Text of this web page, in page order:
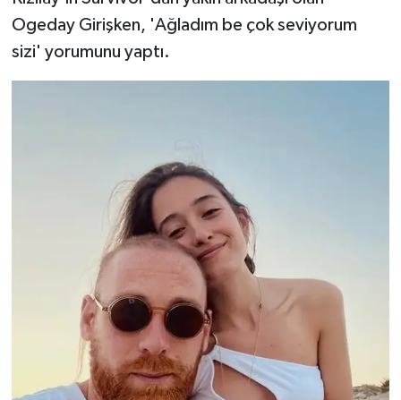
Ogeday Girişken, 'Ağladım be çok seviyorum
sizi' yorumunu yaptı.